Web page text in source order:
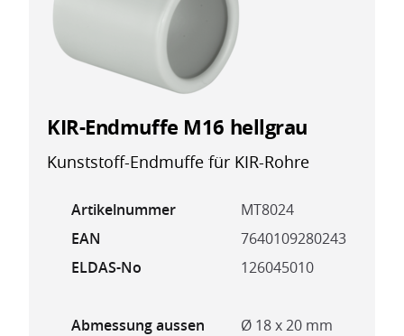
KIR-Endmuffe M16 hellgrau
Kunststoff-Endmuffe für KIR-Rohre
Artikelnummer
MT8024
EAN
7640109280243
ELDAS-No
126045010
Abmessung aussen
Ø 18 x 20 mm